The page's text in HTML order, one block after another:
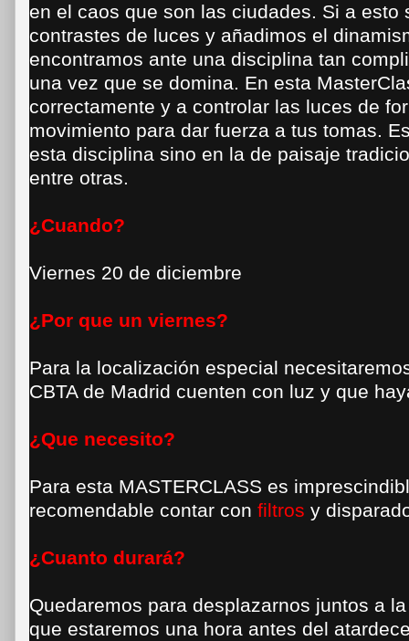
en el caos que son las ciudades. Si a esto
contrastes de luces y añadimos el
encontramos ante una disciplina tan
una vez que se domina. En esta
correctamente y a controlar las luces de
movimiento para dar fuerza a tus tomas.
esta disciplina sino en la de paisaje
entre otras.
¿Cuando?
Viernes 20 de diciembre
¿Por que un viernes?
Para la localización especial
CBTA de Madrid cuenten con luz y que
¿Que necesito?
Para esta MASTERCLASS es
recomendable contar con filtros y
¿Cuanto durará?
Quedaremos para desplazarnos juntos a
que estaremos una hora antes del